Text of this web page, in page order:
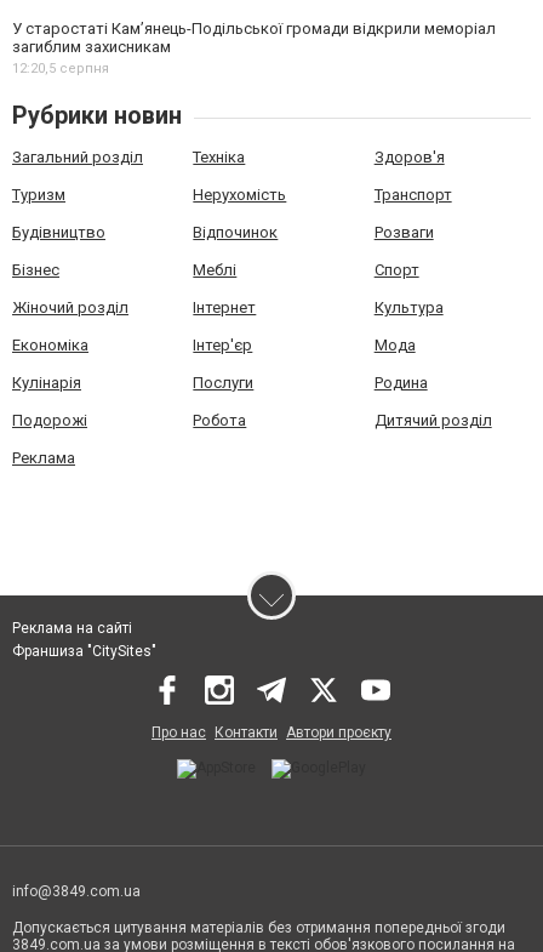
У старостаті Кам’янець-Подільської громади відкрили меморіал
загиблим захисникам
12:20,5 серпня
Рубрики новин
Загальний розділ Техніка Здоров'я
Туризм Нерухомість Транспорт
Будівництво Відпочинок Розваги
Бізнес Меблі Спорт
Жіночий розділ Інтернет Культура
Економіка Інтер'єр Мода
Кулінарія Послуги Родина
Подорожі Робота Дитячий розділ
Реклама
Реклама на сайті
Франшиза "CitySites"
Про нас Контакти Автори проєкту
info@3849.com.ua
Допускається цитування матеріалів без отримання попередньої згоди
3849.com.ua за умови розміщення в тексті обов'язкового посилання на